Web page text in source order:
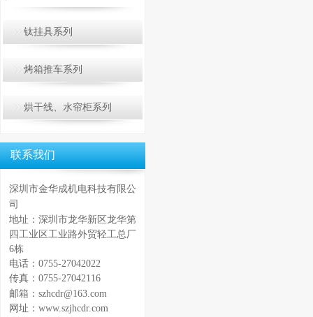
钛挂具系列
烤箱推车系列
烘干线、水帘柜系列
联系我们
深圳市金华成机电科技有限公
司
地址：深圳市龙华新区龙华第
四工业区工业路外贸轻工总厂
6栋
电话：0755-27042022
传真：0755-27042116
邮箱：szhcdr@163.com
网址：www.szjhcdr.com